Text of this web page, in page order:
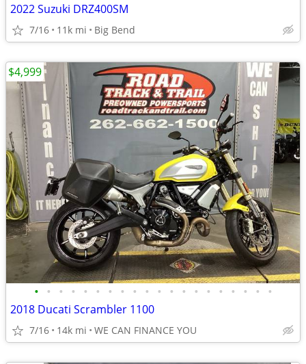
2022 Suzuki DRZ400SM
7/16 11k mi Big Bend
• • • • • • • • • • • • • • • • • • • •
2018 Ducati Scrambler 1100
7/16 14k mi WE CAN FINANCE YOU
$4,999